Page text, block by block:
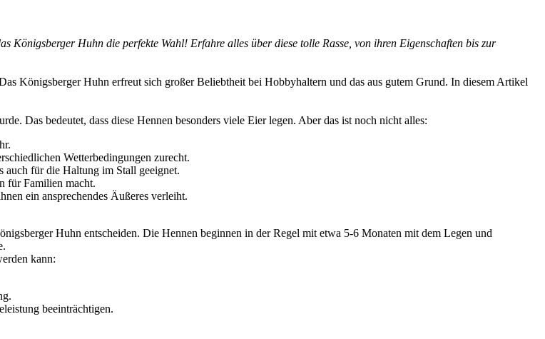
Königsberger Huhn die perfekte Wahl! Erfahre alles über diese tolle Rasse, von ihren Eigenschaften bis zur
Königsberger Huhn erfreut sich großer Beliebtheit bei Hobbyhaltern und das aus gutem Grund. In diesem Artikel
Das bedeutet, dass diese Hennen besonders viele Eier legen. Aber das ist noch nicht alles:
Wetterbedingungen zurecht.
für die Haltung im Stall geeignet.
für Familien macht.
ein ansprechendes Äußeres verleiht.
Huhn entscheiden. Die Hennen beginnen in der Regel mit etwa 5-6 Monaten mit dem Legen und
kann:
beeinträchtigen.